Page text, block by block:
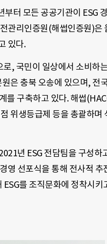
부터 모든 공공기관이 ESG
관리인증원(해썹인증원)은
있다.
, 국민이 일상에서 소비하
은 충북 오송에 있으며, 전
를 구축하고 있다. 해썹
위생등급제 등을 총괄하며
년 ESG 전담팀을 구성하
영 선포식을 통해 전사적 추
를 조직문화에 정착시키